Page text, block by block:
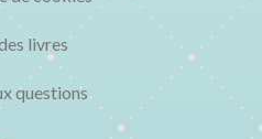
livres
questions